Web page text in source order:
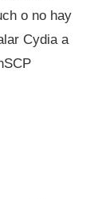
o no hay
Cydia a